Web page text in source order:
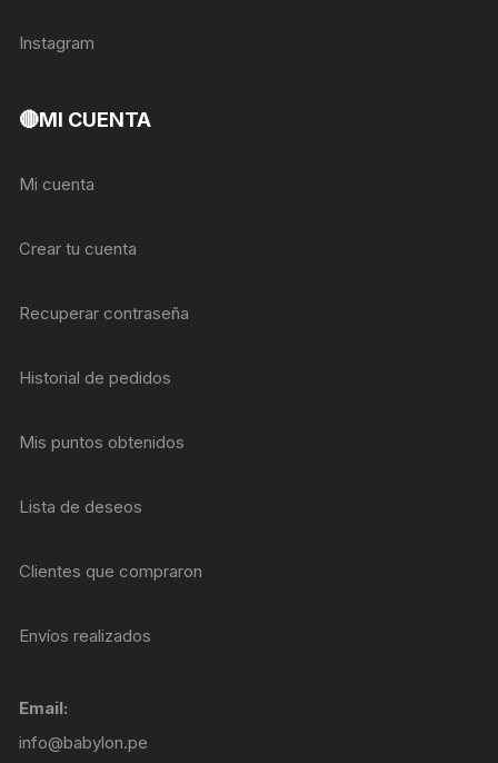
Instagram
🔴MI CUENTA
Mi cuenta
Crear tu cuenta
Recuperar contraseña
Historial de pedidos
Mis puntos obtenidos
Lista de deseos
Clientes que compraron
Envíos realizados
Email:
info@babylon.pe